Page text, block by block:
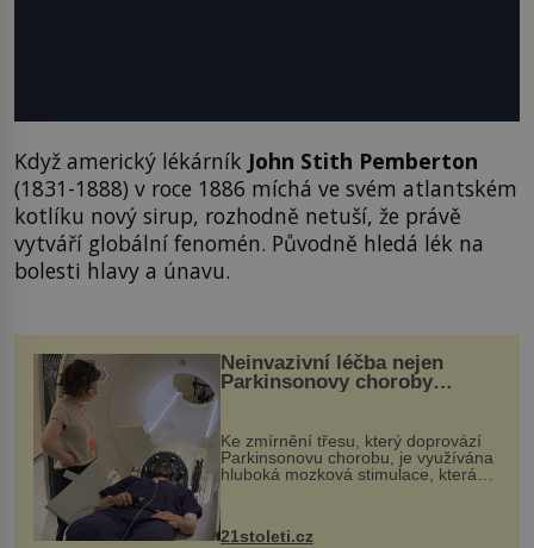
Když americký lékárník John Stith Pemberton
(1831-1888) v roce 1886 míchá ve svém atlantském
kotlíku nový sirup, rozhodně netuší, že právě
vytváří globální fenomén. Původně hledá lék na
bolesti hlavy a únavu.
Neinvazivní léčba nejen
Parkinsonovy choroby
Ke zmírnění třesu, který doprovází
Parkinsonovu chorobu, je využívána
hluboká mozková stimulace, která
však vyžaduje vysoce invazivní
zákrok. Ultrazvuk zase není vhodný
k dostatečně přesnému zacílení ...
21stoleti.cz